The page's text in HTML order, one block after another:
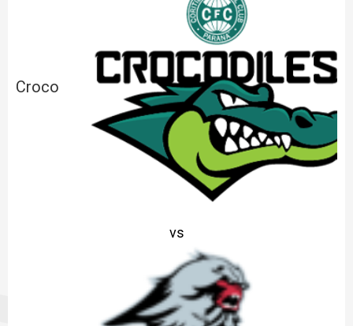
Croco
vs